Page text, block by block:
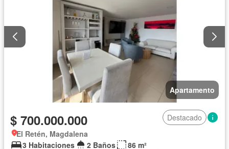
Apartamento
$ 700.000.000
Destacado
El Retén, Magdalena
3 Habitaciones
2 Baños
86 m²